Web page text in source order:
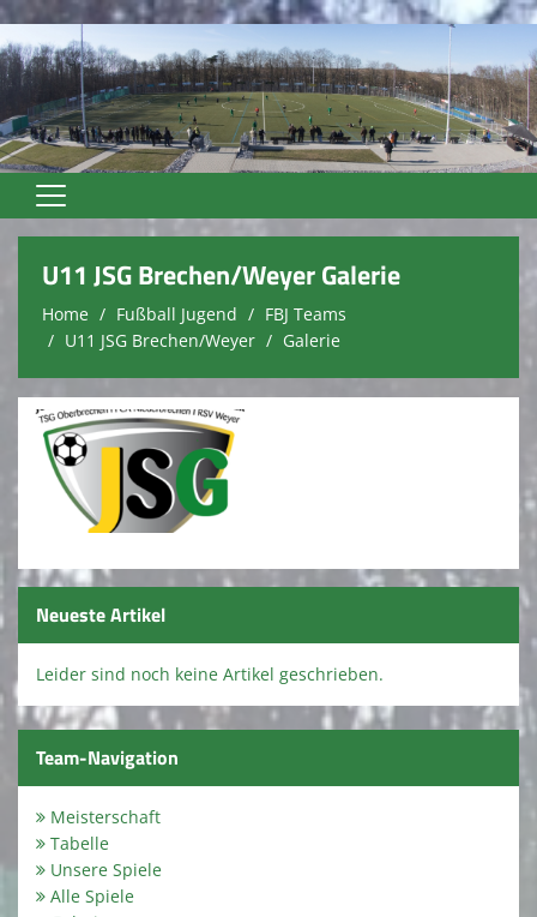
Home
Unser Verein
Vereinsnews
Trainer
Fußball Senioren
Fußball Jugend
FC Herbstlaub
Leichtathletik
Sportabzeichen
Fanshop
U11 JSG Brechen/Weyer Galerie
Home Fußball Jugend
FBJ Teams
U11 JSG Brechen/Weyer
Galerie
Neueste Artikel
Leider sind noch keine Artikel geschrieben.
Team-Navigation
Meisterschaft
Tabelle
Unsere Spiele
Alle Spiele